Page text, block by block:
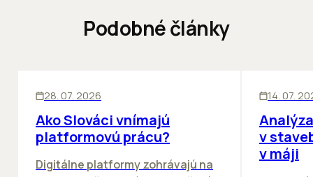
Podobné články
28. 07. 2026
Ako Slováci vnímajú
platformovú prácu?
Digitálne platformy zohrávajú na
14. 07.
v
v máji